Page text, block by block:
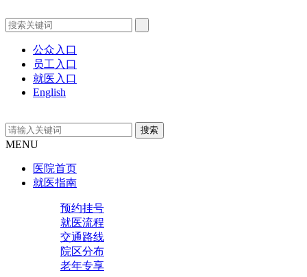
公众入口
员工入口
就医入口
English
MENU
医院首页
就医指南
预约挂号
就医流程
交通路线
院区分布
老年专享